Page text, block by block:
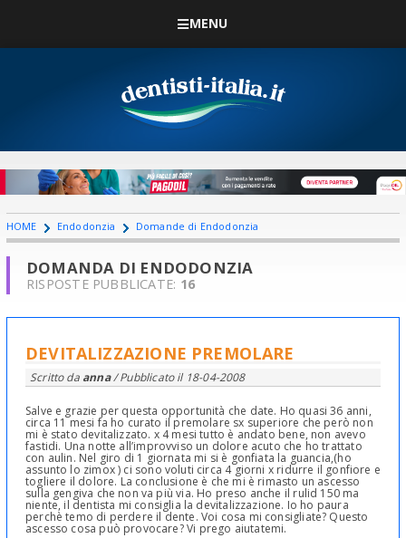
MENU
HOME Endodonzia Domande di Endodonzia
DOMANDA DI ENDODONZIA
RISPOSTE PUBBLICATE: 16
DEVITALIZZAZIONE PREMOLARE
Scritto da anna/ Pubblicato il 18-04-2008
Salve e grazie per questa opportunità che date. Ho quasi 36 anni,
circa 11 mesi fa ho curato il premolare sx superiore che però non
mi è stato devitalizzato. x 4 mesi tutto è andato bene, non avevo
fastidi. Una notte all’improvviso un dolore acuto che ho trattato
con aulin. Nel giro di 1 giornata mi si è gonfiata la guancia,(ho
assunto lo zimox ) ci sono voluti circa 4 giorni x ridurre il gonfiore e
togliere il dolore. La conclusione è che mi è rimasto un ascesso
sulla gengiva che non va più via. Ho preso anche il rulid 150 ma
niente, il dentista mi consiglia la devitalizzazione. Io ho paura
perchè temo di perdere il dente. Voi cosa mi consigliate? Questo
ascesso cosa può provocare? Vi prego aiutatemi.